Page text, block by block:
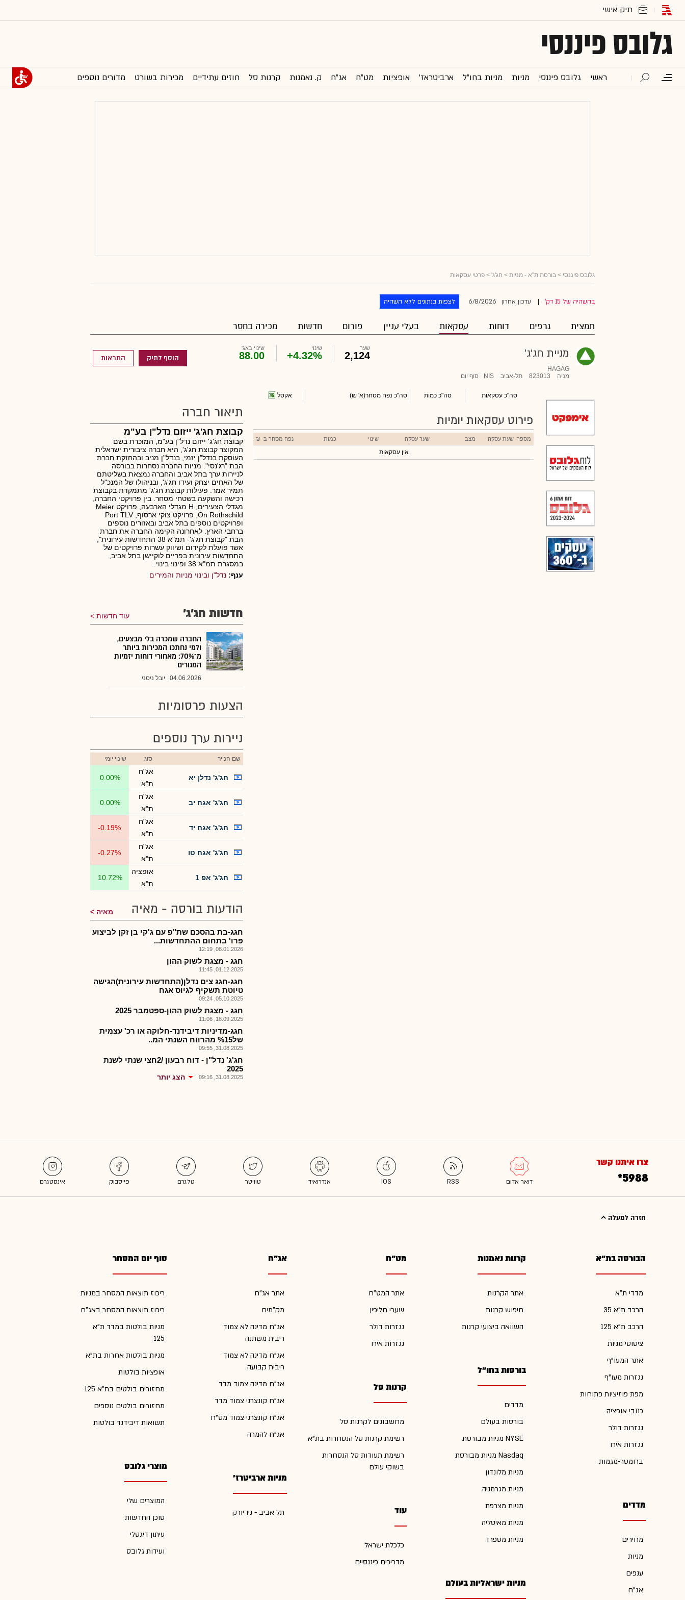
גלובס פיננסי
ראשי גלובס פיננסי מניות מניות בחו"ל ארביטראז' אופציות מט"ח אג"ח ק. נאמנות קרנות סל חוזים עתידיים מכירות בשורט מדורים נוספים
גלובס פיננסי > בורסת ת"א - מניות > חג'ג' > פרטי עסקאות
בהשהיה של 15 דק' עדכון אחרון 6/8/2026 לצפות בנתונים ללא השהיה
תמצית גרפים דוחות עסקאות בעלי עניין פורום חדשות מכירה בחסר
מניית חג'ג'
HAGAG
מניה
823013 תל-אביב NIS סוף יום
שער
2,124
שינוי
+4.32%
שינוי באג'
88.00 הוסף לתיק התראות
סה"כ עסקאות סה"כ כמות סה"כ נפח מסחר(א' ₪) אקסל
פירוט עסקאות יומיות
מספר שעת עסקה מצב שער עסקה שינוי כמות נפח מסחר ב- ₪
אין עסקאות
תיאור חברה
קבוצת חג'ג' ייזום נדל"ן בע"מ
קבוצת חג'ג' ייזום נדל"ן בע"מ, המוכרת בשם
המקוצר קבוצת חג'ג', היא חברה ציבורית ישראלית
העוסקת בנדל"ן יזמי, בנדל"ן מניב ובהחזקת חברת
הבת "רג'נסי". מניות החברה נסחרות בבורסה
לניירות ערך בתל אביב והחברה נמצאת בשליטתם
של האחים יצחק ועידו חג'ג', ובניהולו של המנכ"ל
תמיר אמר. פעילות קבוצת חג'ג' מתמקדת בקבוצת
רכישה והשקעה בשטחי מסחר. בין פרויקטי החברה,
מגדלי הצעירים, H מגדלי הארבעה, פרויקט Meier
On Rothschild, פרויקט צוקי ארסוף, Port TLV
ופרויקטים נוספים בתל אביב ובאזורים נוספים
ברחבי הארץ. לאחרונה הקימה החברה את חברת
הבת "קבוצת חג'ג'- תמ"א 38 התחדשות עירונית",
אשר פועלת לקידום ושיווק עשרות פרויקטים של
התחדשות עירונית בפריים לוקיישן בתל אביב,
במסגרת תמ"א 38 ופינוי בינוי..
ענף: נדל"ן ובינוי מניות והמירים
חדשות חג'ג' עוד חדשות
החברה שמכרה בלי מבצעים,
ולמי נחתכו המכירות ביותר
מ־70%: מאחורי דוחות יזמיות
המגורים
04.06.2026 יובל ניסני
הצעות פרסומיות
ניירות ערך נוספים
שם הנייר סוג שינוי יומי
חג'ג' נדלן יא
אג"ח
ת"א
0.00%
חג'ג' אגח יב
אג"ח
ת"א
0.00%
חג'ג' אגח יד
אג"ח
ת"א
-0.19%
חג'ג' אגח טו
אג"ח
ת"א
-0.27%
חג'ג' אפ 1
אופציה
ת"א
10.72%
הודעות בורסה - מאיה מאיה
חגג-בת בהסכם שת"פ עם ג'קי בן זקן לביצוע
פרו' בתחום ההתחדשות...
08.01.2026, 12:19
חגג - מצגת לשוק ההון
01.12.2025, 11:45
חגג-חגג צים נדלן(התחדשות עירונית)הגישה
טיוטת תשקיף לגיוס אגח
05.10.2025, 09:24
חגג - מצגת לשוק ההון-ספטמבר 2025
18.09.2025, 11:06
חגג-מדיניות דיבידנד-חלוקה או רכ' עצמית
של%15 מהרווח השנתי המ..
31.08.2025, 09:55
חג'ג' נדל"ן - דוח רבעון /2חצי שנתי לשנת
2025
31.08.2025, 09:16 הצג יותר
צרו איתנו קשר
*5988
חזרה למעלה
הבורסה בת"א
מדדי ת"א
הרכב ת"א 35
הרכב ת"א 125
ציטוטי מניות
אתר המעו"ף
נגזרות מעו"ף
מפת פוזיציות פתוחות
כתבי אופציה
נגזרות דולר
נגזרות אירו
ברומטר-מגמות
מדדים
מחירים
מניות
ענפים
אג"ח
קרנות נאמנות
אתר הקרנות
חיפוש קרנות
השוואה ביצועי קרנות
בורסות בחו"ל
מדדים
בורסות בעולם
מניות מבורסת NYSE
מניות מבורסת Nasdaq
מניות מלונדון
מניות מגרמניה
מניות מצרפת
מניות מאיטליה
מניות מספרד
מניות ישראליות בעולם
מט"ח
אתר המט"ח
שערי חליפין
נגזרות דולר
נגזרות אירו
קרנות סל
מחשבונים לקרנות סל
רשימת קרנות סל הנסחרות בת"א
רשימת תעודות סל הנסחרות
בשוקי עולם
עוד
כלכלת ישראל
מדריכים פיננסיים
אג"ח
אתר אג"ח
מק"מים
אג"ח מדינה לא צמוד
ריבית משתנה
אג"ח מדינה לא צמוד
ריבית קבועה
אג"ח מדינה צמוד מדד
אג"ח קונצרני צמוד מדד
אג"ח קונצרני צמוד מט"ח
אג"ח להמרה
מניות ארביטרז'
תל אביב - ניו יורק
סוף יום המסחר
ריכוז תוצאות המסחר במניות
ריכוז תוצאות המסחר באג"ח
מניות בולטות במדד ת"א
125
מניות בולטות אחרות בת"א
אופציות בולטות
מחזורים בולטים בת"א 125
מחזורים בולטים נוספים
תשואות דיבידנד בולטות
מוצרי גלובס
המוצרים שלי
סוכן החדשות
עיתון דיגטלי
ועידות גלובס